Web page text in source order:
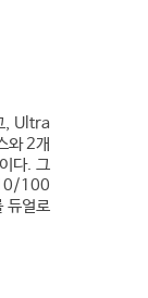
, Ultra
와 2개
다. 그
100
듀얼로